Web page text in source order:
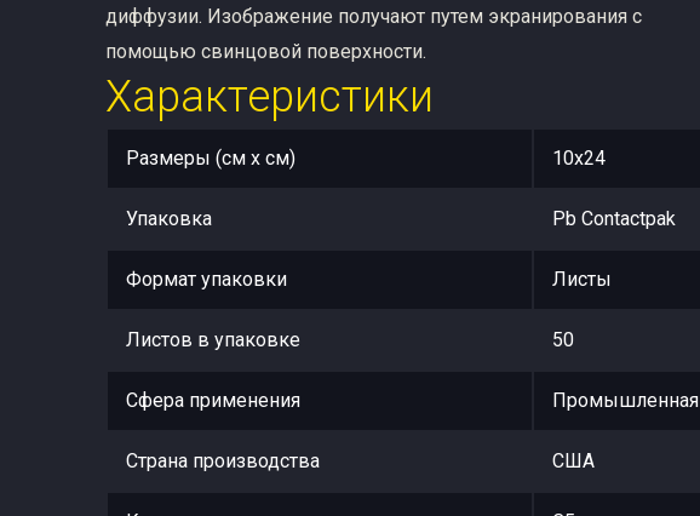
диффузии. Изображение получают путем экранирования с
помощью свинцовой поверхности.
Характеристики
Размеры (см x см) 10х24
Упаковка Pb Contactpak
Формат упаковки Листы
Листов в упаковке 50
Сфера применения Промышленная
Страна производства США